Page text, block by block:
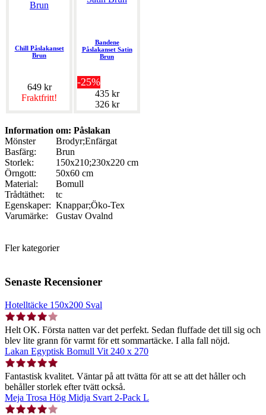
Chill Påslakanset
Brun
649 kr
Fraktfritt!
Bandene
Påslakanset Satin
Brun
-25%
435 kr
326 kr
Information om: Påslakan
Mönster
Brodyr;Enfärgat
Basfärg:
Brun
Storlek:
150x210;230x220 cm
Örngott:
50x60 cm
Material:
Bomull
Trådtäthet:
tc
Egenskaper: Knappar;Öko-Tex
Varumärke:
Gustav Ovalnd
Fler kategorier
Senaste Recensioner
Hotelltäcke 150x200 Sval
Helt OK. Första natten var det perfekt. Sedan fluffade det till sig och
blev lite grann för varmt för ett sommartäcke. I alla fall nöjd.
Lakan Egyptisk Bomull Vit 240 x 270
Fantastisk kvalitet. Väntar på att tvätta för att se att det håller och
behåller storlek efter tvätt också.
Meja Trosa Hög Midja Svart 2-Pack L